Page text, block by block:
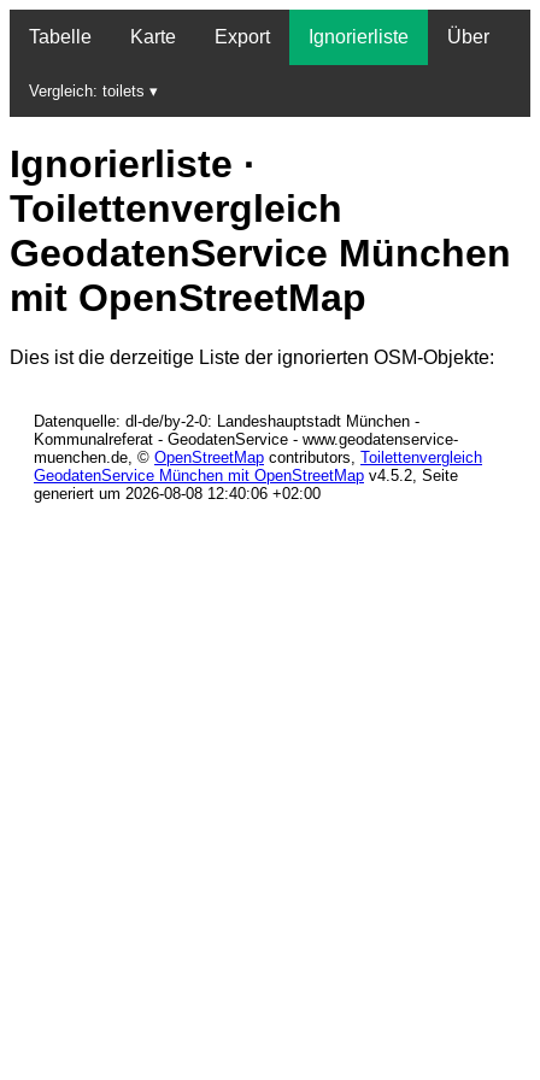
Tabelle Karte Export Ignorierliste Über
Vergleich: toilets ▾
Ignorierliste ·
Toilettenvergleich
GeodatenService München
mit OpenStreetMap
Dies ist die derzeitige Liste der ignorierten OSM-Objekte:
Datenquelle: dl-de/by-2-0: Landeshauptstadt München -
Kommunalreferat - GeodatenService - www.geodatenservice-
muenchen.de, © OpenStreetMap contributors, Toilettenvergleich
GeodatenService München mit OpenStreetMap v4.5.2, Seite
generiert um 2026-08-08 12:40:06 +02:00